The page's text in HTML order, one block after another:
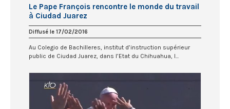
Le Pape François rencontre le monde du travail
à Ciudad Juarez
Diffusé le 17/02/2016
Au Colegio de Bachilleres, institut d’instruction supérieur
public de Ciudad Juarez, dans l’Etat du Chihuahua, l...